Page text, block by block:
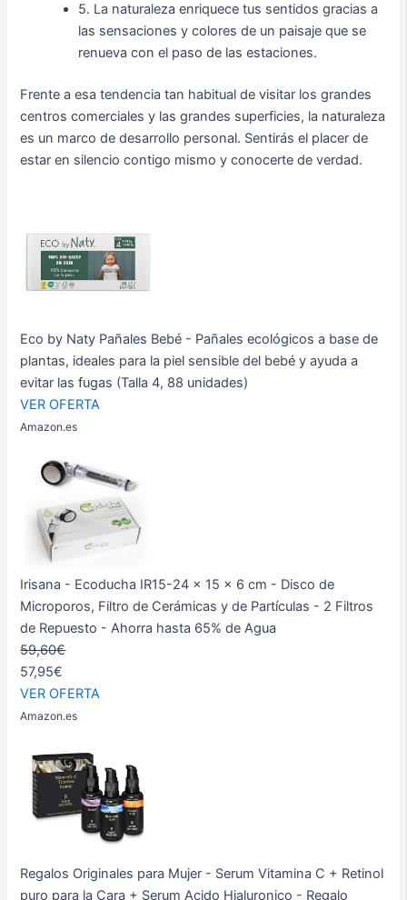
5. La naturaleza enriquece tus sentidos gracias a
las sensaciones y colores de un paisaje que se
renueva con el paso de las estaciones.
Frente a esa tendencia tan habitual de visitar los grandes
centros comerciales y las grandes superficies, la naturaleza
es un marco de desarrollo personal. Sentirás el placer de
estar en silencio contigo mismo y conocerte de verdad.
Eco by Naty Pañales Bebé - Pañales ecológicos a base de
plantas, ideales para la piel sensible del bebé y ayuda a
evitar las fugas (Talla 4, 88 unidades)
VER OFERTA
Amazon.es
Irisana - Ecoducha IR15-24 x 15 x 6 cm - Disco de
Microporos, Filtro de Cerámicas y de Partículas - 2 Filtros
de Repuesto - Ahorra hasta 65% de Agua
59,60€
57,95€
VER OFERTA
Amazon.es
Regalos Originales para Mujer - Serum Vitamina C + Retinol
puro para la Cara + Serum Acido Hialuronico - Regalo